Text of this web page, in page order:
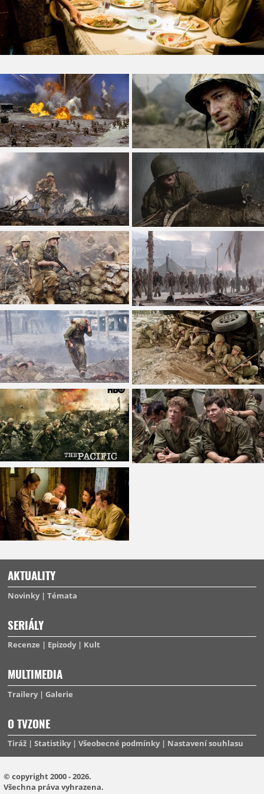
AKTUALITY
Novinky Témata
SERIÁLY
Recenze Epizody Kult
MULTIMEDIA
Trailery Galerie
O TVZONE
Tiráž Statistiky Všeobecné podmínky Nastavení souhlasu
© copyright 2000 - 2026.
Všechna práva vyhrazena.